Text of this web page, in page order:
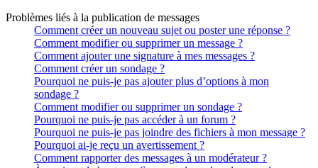
Problèmes liés à la publication de messages
Comment créer un nouveau sujet ou poster une réponse ?
Comment modifier ou supprimer un message ?
Comment ajouter une signature à mes messages ?
Comment créer un sondage ?
Pourquoi ne puis-je pas ajouter plus d’options à mon
sondage ?
Comment modifier ou supprimer un sondage ?
Pourquoi ne puis-je pas accéder à un forum ?
Pourquoi ne puis-je pas joindre des fichiers à mon message ?
Pourquoi ai-je reçu un avertissement ?
Comment rapporter des messages à un modérateur ?